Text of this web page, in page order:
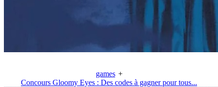
games +
Concours Gloomy Eyes : Des codes à gagner pour tous...